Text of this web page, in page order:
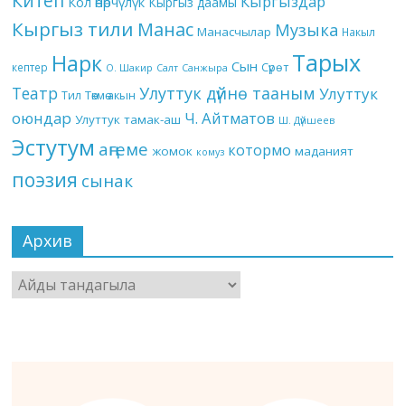
Кыргыз тили Манас Манасчылар Музыка Накыл
кептер Нарк О. Шакир Салт Санжыра Сын Сүрөт Тарых
Театр Тил Төкмө акын Улуттук дүйнө тааным Улуттук
оюндар Улуттук тамак-аш Ч. Айтматов Ш. Дүйшеев
Эстутум аңгеме жомок комуз котормо маданият
поэзия сынак
Архив
Архив